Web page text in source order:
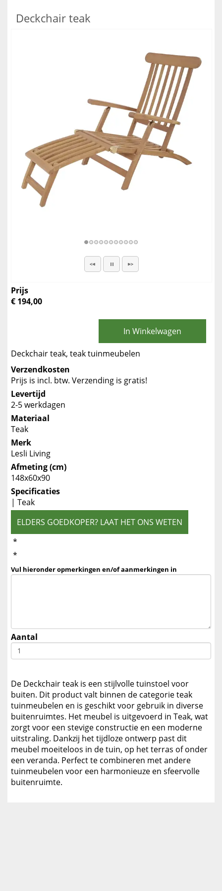
Deckchair teak
Prijs
€ 194,00
In Winkelwagen
Deckchair teak, teak tuinmeubelen
Verzendkosten
Prijs is incl. btw. Verzending is gratis!
Levertijd
2-5 werkdagen
Materiaal
Teak
Merk
Lesli Living
Afmeting (cm)
148x60x90
Specificaties
| Teak
ELDERS GOEDKOPER? LAAT HET ONS WETEN
*
*
Vul hieronder opmerkingen en/of aanmerkingen in
Aantal
De Deckchair teak is een stijlvolle tuinstoel voor
buiten. Dit product valt binnen de categorie teak
tuinmeubelen en is geschikt voor gebruik in diverse
buitenruimtes. Het meubel is uitgevoerd in Teak, wat
zorgt voor een stevige constructie en een moderne
uitstraling. Dankzij het tijdloze ontwerp past dit
meubel moeiteloos in de tuin, op het terras of onder
een veranda. Perfect te combineren met andere
tuinmeubelen voor een harmonieuze en sfeervolle
buitenruimte.